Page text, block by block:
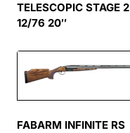
TELESCOPIC STAGE 2
12/76 20″
FABARM INFINITE RS